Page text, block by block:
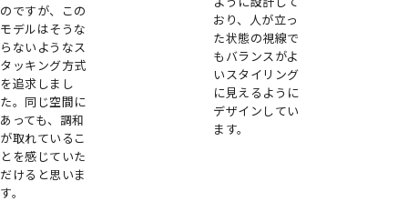
のですが、この
モデルはそうな
らないようなス
タッキング方式
を追求しまし
た。同じ空間に
あっても、調和
が取れているこ
とを感じていた
だけると思いま
す。
おり、人が立っ
た状態の視線で
もバランスがよ
いスタイリング
に見えるように
デザインしてい
ます。